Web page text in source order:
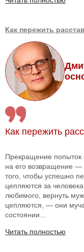
Как пережить
Как пережить
Прекращение попыток
на его возвращение —
того, чтобы успешно
цепляются за
любимого, вернуть
цепляются, — они
состоянии...
Читать полностью